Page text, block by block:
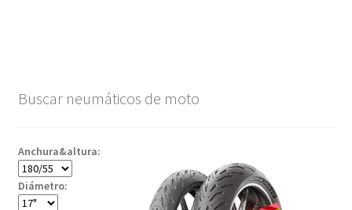
Buscar neumáticos de moto
Anchura&altura:
Diámetro: